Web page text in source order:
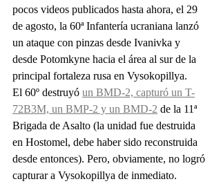
pocos videos publicados hasta ahora, el 29
de agosto, la 60ª Infantería ucraniana lanzó
un ataque con pinzas desde Ivanivka y
desde Potomkyne hacia el área al sur de la
principal fortaleza rusa en Vysokopillya.
El 60º destruyó un BMD-2, capturó un T-
72B3M, un BMP-2 y un BMD-2 de la 11ª
Brigada de Asalto (la unidad fue destruida
en Hostomel, debe haber sido reconstruida
desde entonces). Pero, obviamente, no logró
capturar a Vysokopillya de inmediato.